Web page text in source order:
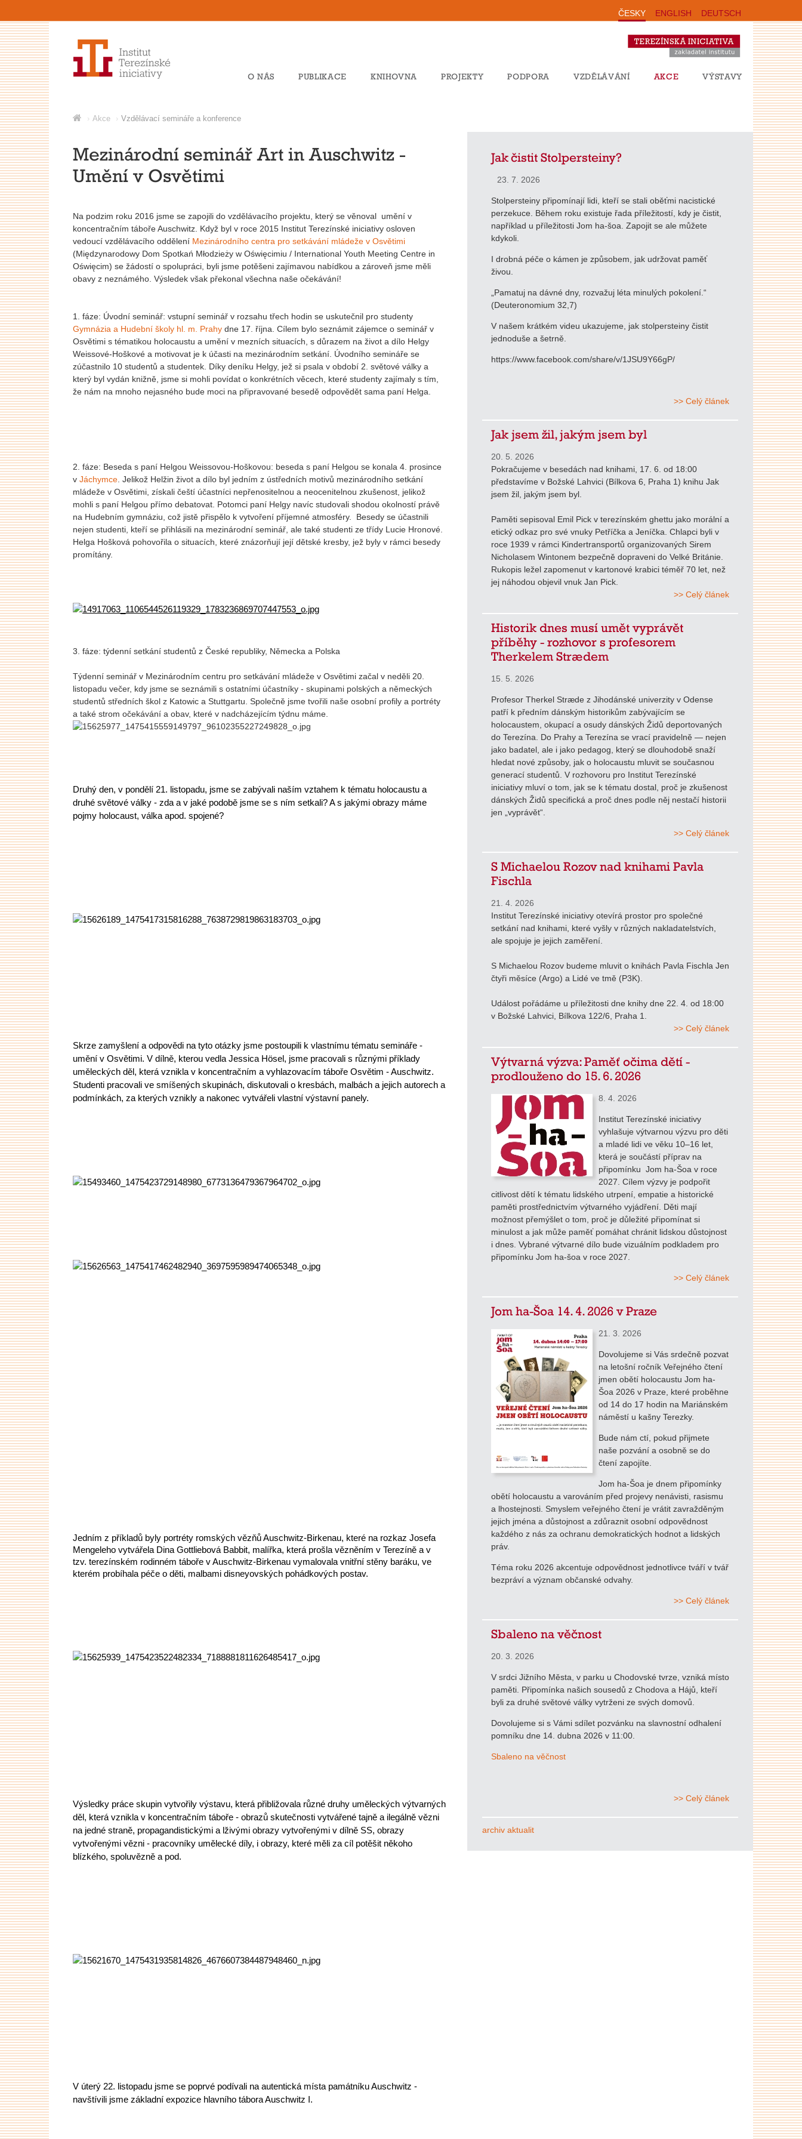
O NÁS PUBLIKACE KNIHOVNA PROJEKTY PODPORA VZDĚLÁVÁNÍ AKCE VÝSTAVY
ČESKY ENGLISH DEUTSCH
Akce Vzdělávací semináře a konference
Mezinárodní seminář Art in Auschwitz -
Umění v Osvětimi
Na podzim roku 2016 jsme se zapojili do vzdělávacího projektu, který se věnoval umění v
koncentračním táboře Auschwitz. Když byl v roce 2015 Institut Terezínské iniciativy osloven
vedoucí vzdělávacího oddělení Mezinárodního centra pro setkávání mládeže v Osvětimi
(Międzynarodowy Dom Spotkań Młodzieży w Oświęcimiu / International Youth Meeting Centre in
Oświęcim) se žádostí o spolupráci, byli jsme potěšeni zajímavou nabídkou a zároveň jsme měli
obavy z neznámého. Výsledek však překonal všechna naše očekávání!
1. fáze: Úvodní seminář: vstupní seminář v rozsahu třech hodin se uskutečnil pro studenty
Gymnázia a Hudební školy hl. m. Prahy dne 17. října. Cílem bylo seznámit zájemce o seminář v
Osvětimi s tématikou holocaustu a umění v mezních situacích, s důrazem na život a dílo Helgy
Weissové-Hoškové a motivovat je k účasti na mezinárodním setkání. Úvodního semináře se
zúčastnilo 10 studentů a studentek. Díky deníku Helgy, jež si psala v období 2. světové války a
který byl vydán knižně, jsme si mohli povídat o konkrétních věcech, které studenty zajímaly s tím,
že nám na mnoho nejasného bude moci na připravované besedě odpovědět sama paní Helga.
2. fáze: Beseda s paní Helgou Weissovou-Hoškovou: beseda s paní Helgou se konala 4. prosince
v Jáchymce . Jelikož Helžin život a dílo byl jedním z ústředních motivů mezinárodního setkání
mládeže v Osvětimi, získali čeští účastníci nepřenositelnou a neocenitelnou zkušenost, jelikož
mohli s paní Helgou přímo debatovat. Potomci paní Helgy navíc studovali shodou okolností právě
na Hudebním gymnáziu, což jistě přispělo k vytvoření příjemné atmosféry. Besedy se účastnili
nejen studenti, kteří se přihlásili na mezinárodní seminář, ale také studenti ze třídy Lucie Hronové.
Helga Hošková pohovořila o situacích, které znázorňují její dětské kresby, jež byly v rámci besedy
promítány.
3. fáze: týdenní setkání studentů z České republiky, Německa a Polska
Týdenní seminář v Mezinárodním centru pro setkávání mládeže v Osvětimi začal v neděli 20.
listopadu večer, kdy jsme se seznámili s ostatními účastníky - skupinami polských a německých
studentů středních škol z Katowic a Stuttgartu. Společně jsme tvořili naše osobní profily a portréty
a také strom očekávání a obav, které v nadcházejícím týdnu máme.
Druhý den, v pondělí 21. listopadu, jsme se zabývali naším vztahem k tématu holocaustu a
druhé světové války - zda a v jaké podobě jsme se s ním setkali? A s jakými obrazy máme
pojmy holocaust, válka apod. spojené?
Skrze zamyšlení a odpovědi na tyto otázky jsme postoupili k vlastnímu tématu semináře -
umění v Osvětimi. V dílně, kterou vedla Jessica Hösel, jsme pracovali s různými příklady
uměleckých děl, která vznikla v koncentračním a vyhlazovacím táboře Osvětim - Auschwitz.
Studenti pracovali ve smíšených skupinách, diskutovali o kresbách, malbách a jejich autorech a
podmínkách, za kterých vznikly a nakonec vytvářeli vlastní výstavní panely.
Jedním z příkladů byly portréty romských vězňů Auschwitz-Birkenau, které na rozkaz Josefa
Mengeleho vytvářela Dina Gottliebová Babbit, malířka, která prošla vězněním v Terezíně a v
tzv. terezínském rodinném táboře v Auschwitz-Birkenau vymalovala vnitřní stěny baráku, ve
kterém probíhala péče o děti, malbami disneyovských pohádkových postav.
Výsledky práce skupin vytvořily výstavu, která přibližovala různé druhy uměleckých výtvarných
děl, která vznikla v koncentračním táboře - obrazů skutečnosti vytvářené tajně a ilegálně vězni
na jedné straně, propagandistickými a lživými obrazy vytvořenými v dílně SS, obrazy
vytvořenými vězni - pracovníky umělecké díly, i obrazy, které měli za cíl potěšit někoho
blízkého, spoluvězně a pod.
V úterý 22. listopadu jsme se poprvé podívali na autentická místa památníku Auschwitz -
navštívili jsme základní expozice hlavního tábora Auschwitz I.
Jak čistit Stolpersteiny?
23. 7. 2026
Stolpersteiny připomínají lidi, kteří se stali oběťmi nacistické
perzekuce. Během roku existuje řada příležitostí, kdy je čistit,
například u příležitosti Jom ha-šoa. Zapojit se ale můžete
kdykoli.
I drobná péče o kámen je způsobem, jak udržovat paměť
živou.
„Pamatuj na dávné dny, rozvažuj léta minulých pokolení.“
(Deuteronomium 32,7)
V našem krátkém videu ukazujeme, jak stolpersteiny čistit
jednoduše a šetrně.
https://www.facebook.com/share/v/1JSU9Y66gP/
>> Celý článek
Jak jsem žil, jakým jsem byl
20. 5. 2026
Pokračujeme v besedách nad knihami, 17. 6. od 18:00
představíme v Božské Lahvici (Bílkova 6, Praha 1) knihu Jak
jsem žil, jakým jsem byl.
Paměti sepisoval Emil Pick v terezínském ghettu jako morální a
etický odkaz pro své vnuky Petříčka a Jeníčka. Chlapci byli v
roce 1939 v rámci Kindertransportů organizovaných Sirem
Nicholasem Wintonem bezpečně dopraveni do Velké Británie.
Rukopis ležel zapomenut v kartonové krabici téměř 70 let, než
jej náhodou objevil vnuk Jan Pick.
>> Celý článek
Historik dnes musí umět vyprávět
příběhy - rozhovor s profesorem
Therkelem Strædem
15. 5. 2026
Profesor Therkel Stræde z Jihodánské univerzity v Odense
patří k předním dánským historikům zabývajícím se
holocaustem, okupací a osudy dánských Židů deportovaných
do Terezína. Do Prahy a Terezína se vrací pravidelně — nejen
jako badatel, ale i jako pedagog, který se dlouhodobě snaží
hledat nové způsoby, jak o holocaustu mluvit se současnou
generací studentů. V rozhovoru pro Institut Terezínské
iniciativy mluví o tom, jak se k tématu dostal, proč je zkušenost
dánských Židů specifická a proč dnes podle něj nestačí historii
jen „vyprávět“.
>> Celý článek
S Michaelou Rozov nad knihami Pavla
Fischla
21. 4. 2026
Institut Terezínské iniciativy otevírá prostor pro společné
setkání nad knihami, které vyšly v různých nakladatelstvích,
ale spojuje je jejich zaměření.
S Michaelou Rozov budeme mluvit o knihách Pavla Fischla Jen
čtyři měsíce (Argo) a Lidé ve tmě (P3K).
Událost pořádáme u příležitosti dne knihy dne 22. 4. od 18:00
v Božské Lahvici, Bílkova 122/6, Praha 1.
>> Celý článek
Výtvarná výzva: Paměť očima dětí -
prodlouženo do 15. 6. 2026
8. 4. 2026
Institut Terezínské iniciativy
vyhlašuje výtvarnou výzvu pro děti
a mladé lidi ve věku 10–16 let,
která je součástí příprav na
připomínku Jom ha-Šoa v roce
2027. Cílem výzvy je podpořit
citlivost dětí k tématu lidského utrpení, empatie a historické
paměti prostřednictvím výtvarného vyjádření. Děti mají
možnost přemýšlet o tom, proč je důležité připomínat si
minulost a jak může paměť pomáhat chránit lidskou důstojnost
i dnes. Vybrané výtvarné dílo bude vizuálním podkladem pro
připomínku Jom ha-šoa v roce 2027.
>> Celý článek
Jom ha-Šoa 14. 4. 2026 v Praze
21. 3. 2026
Dovolujeme si Vás srdečně pozvat
na letošní ročník Veřejného čtení
jmen obětí holocaustu Jom ha-
Šoa 2026 v Praze, které proběhne
od 14 do 17 hodin na Mariánském
náměstí u kašny Terezky.
Bude nám ctí, pokud přijmete
naše pozvání a osobně se do
čtení zapojíte.
Jom ha-Šoa je dnem připomínky
obětí holocaustu a varováním před projevy nenávisti, rasismu
a lhostejnosti. Smyslem veřejného čtení je vrátit zavražděným
jejich jména a důstojnost a zdůraznit osobní odpovědnost
každého z nás za ochranu demokratických hodnot a lidských
práv.
Téma roku 2026 akcentuje odpovědnost jednotlivce tváří v tvář
bezpráví a význam občanské odvahy.
>> Celý článek
Sbaleno na věčnost
20. 3. 2026
V srdci Jižního Města, v parku u Chodovské tvrze, vzniká místo
paměti. Připomínka našich sousedů z Chodova a Hájů, kteří
byli za druhé světové války vytrženi ze svých domovů.
Dovolujeme si s Vámi sdílet pozvánku na slavnostní odhalení
pomníku dne 14. dubna 2026 v 11:00.
Sbaleno na věčnost
>> Celý článek
archiv aktualit